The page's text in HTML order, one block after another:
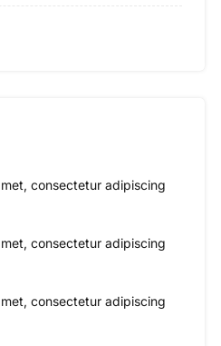
consectetur adipiscing
consectetur adipiscing
consectetur adipiscing